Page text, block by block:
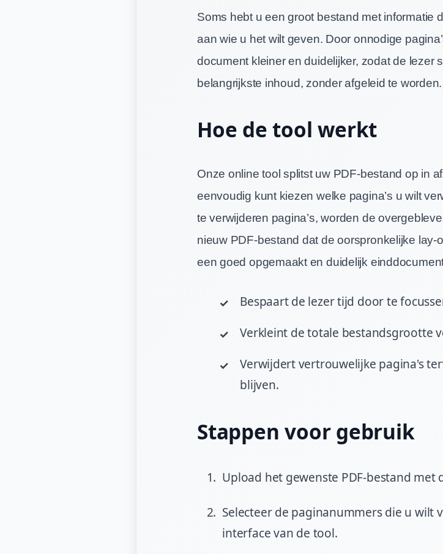
Soms hebt u een groot bestand met informatie
aan wie u het wilt geven. Door onnodige
document kleiner en duidelijker, zodat de lezer
belangrijkste inhoud, zonder afgeleid te worden.
Hoe de tool werkt
Onze online tool splitst uw PDF-bestand op in
eenvoudig kunt kiezen welke pagina’s u wilt
te verwijderen pagina’s, worden de
nieuw PDF-bestand dat de oorspronkelijke lay-
een goed opgemaakt en duidelijk
Bespaart de lezer tijd door te
Verkleint de totale bestandsgrootte
Verwijdert vertrouwelijke pagina's
blijven.
Stappen voor gebruik
Upload het gewenste PDF-bestand met
Selecteer de paginanummers die u wilt
interface van de tool.